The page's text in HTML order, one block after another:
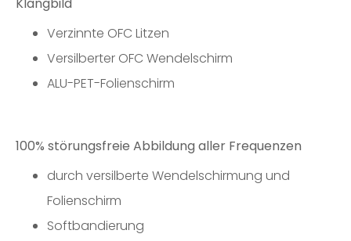
Klangbild
Verzinnte OFC Litzen
Versilberter OFC Wendelschirm
ALU-PET-Folienschirm
100% störungsfreie Abbildung aller Frequenzen
durch versilberte Wendelschirmung und
Folienschirm
Softbandierung